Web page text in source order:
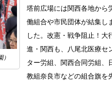
塔前広場には関西各地から
働組合や市民団体が結集し
した。改憲・戦争阻止！大
進・関西も、八尾北医療セ
ター労組、関西合同労組、
教組奈良市などの組合旗を